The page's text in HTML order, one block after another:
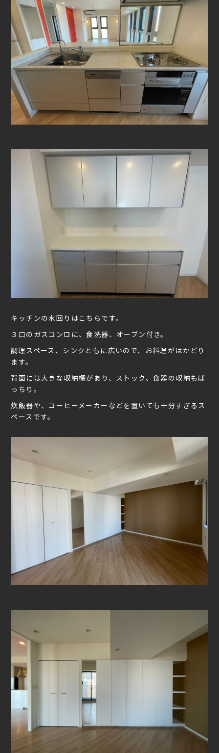
キッチンの水回りはこちらです。
３口のガスコンロに、食洗器、オーブン付き。
調理スペース、シンクともに広いので、お料理がはかどり
ます。
背面には大きな収納棚があり、ストック、食器の収納もば
っちり。
炊飯器や、コーヒーメーカーなどを置いても十分すぎるス
ペースです。